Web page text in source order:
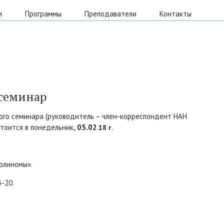
Программы Преподаватели Контакты
семинара (руководитель – член-корреспондент НАН
в понедельник, 05.02.18 г.
20.